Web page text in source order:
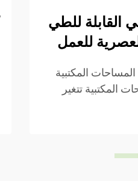
القابلة للطي
للعمل
المكتبية
المكتبية تتغير
وتجعل كراسي الطي
أو استيعاب...